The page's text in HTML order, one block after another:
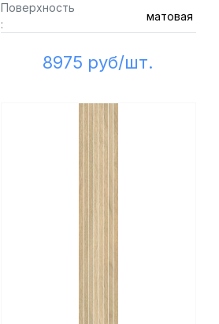
Поверхность
:
матовая
8975 руб/шт.